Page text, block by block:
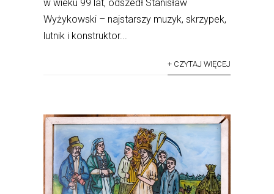
w wieku 99 lat, odszedł Stanisław
Wyżykowski – najstarszy muzyk, skrzypek,
lutnik i konstruktor...
+ CZYTAJ WIĘCEJ